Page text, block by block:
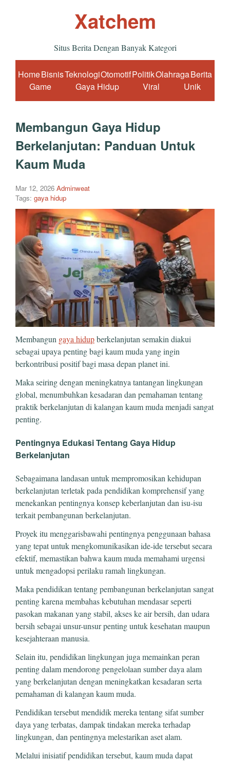
Xatchem
Situs Berita Dengan Banyak Kategori
HomeBisnisTeknologiOtomotifPolitikOlahragaBerita
Game
Gaya Hidup Viral Unik
Membangun Gaya Hidup
Berkelanjutan: Panduan Untuk
Kaum Muda
Mar 12, 2026 Adminweat
Tags: gaya hidup
Membangun gaya hidupberkelanjutan semakin diakui
sebagai upaya penting bagi kaum muda yang ingin
berkontribusi positif bagi masa depan planet ini.
Maka seiring dengan meningkatnya tantangan lingkungan
global, menumbuhkan kesadaran dan pemahaman tentang
praktik berkelanjutan di kalangan kaum muda menjadi sangat
penting.
Pentingnya Edukasi Tentang Gaya Hidup
Berkelanjutan
Sebagaimana landasan untuk mempromosikan kehidupan
berkelanjutan terletak pada pendidikan komprehensif yang
menekankan pentingnya konsep keberlanjutan dan isu-isu
terkait pembangunan berkelanjutan.
Proyek itu menggarisbawahi pentingnya penggunaan bahasa
yang tepat untuk mengkomunikasikan ide-ide tersebut secara
efektif, memastikan bahwa kaum muda memahami urgensi
untuk mengadopsi perilaku ramah lingkungan.
Maka pendidikan tentang pembangunan berkelanjutan sangat
penting karena membahas kebutuhan mendasar seperti
pasokan makanan yang stabil, akses ke air bersih, dan udara
bersih sebagai unsur-unsur penting untuk kesehatan maupun
kesejahteraan manusia.
Selain itu, pendidikan lingkungan juga memainkan peran
penting dalam mendorong pengelolaan sumber daya alam
yang berkelanjutan dengan meningkatkan kesadaran serta
pemahaman di kalangan kaum muda.
Pendidikan tersebut mendidik mereka tentang sifat sumber
daya yang terbatas, dampak tindakan mereka terhadap
lingkungan, dan pentingnya melestarikan aset alam.
Melalui inisiatif pendidikan tersebut, kaum muda dapat